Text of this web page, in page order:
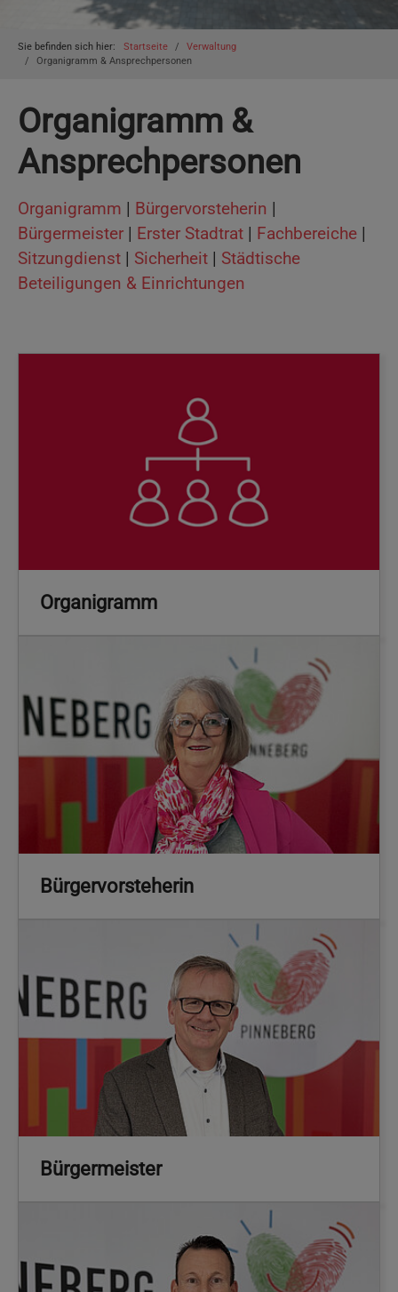
You are here:
Sie befinden sich hier: Startseite
Verwaltung
Organigramm & Ansprechpersonen
Organigramm &
Ansprechpersonen
Organigramm | Bürgervorsteherin |
Bürgermeister | Erster Stadtrat | Fachbereiche |
Sitzungdienst | Sicherheit | Städtische
Beteiligungen & Einrichtungen
Organigramm
Bürgervorsteherin
Bürgermeister